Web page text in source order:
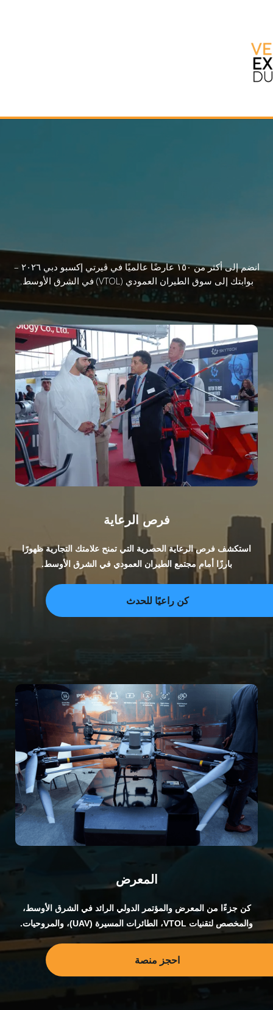
انضم إلى أكثر من ١٥٠ عارضًا عالميًا في ڤيرتي إكسبو دبي ٢٠٢٦ –
بوابتك إلى سوق الطيران العمودي (VTOL) في الشرق الأوسط.
فرص الرعاية
استكشف فرص الرعاية الحصرية التي تمنح علامتك التجارية ظهورًا
بارزًا أمام مجتمع الطيران العمودي في الشرق الأوسط.
كن راعيًا للحدث
المعرض
كن جزءًا من المعرض والمؤتمر الدولي الرائد في الشرق الأوسط،
والمخصص لتقنيات VTOL، الطائرات المسيرة (UAV)، والمروحيات.
احجز منصة